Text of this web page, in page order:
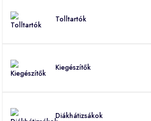
Tolltartók
Kiegészítők
Diákhátizsákok